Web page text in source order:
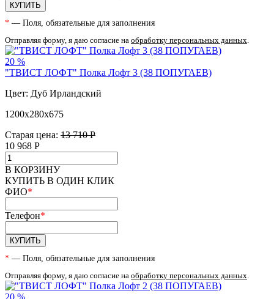
КУПИТЬ
* — Поля, обязательные для заполнения
Отправляя форму, я даю согласие на обработку персональных данных.
20 %
"ТВИСТ ЛОФТ" Полка Лофт 3 (38 ПОПУГАЕВ)
Цвет: Дуб Ирландский
1200х280х675
Старая цена: 13 710 Р
10 968 Р
В КОРЗИНУ
КУПИТЬ В ОДИН КЛИК
ФИО*
Телефон*
КУПИТЬ
* — Поля, обязательные для заполнения
Отправляя форму, я даю согласие на обработку персональных данных.
20 %